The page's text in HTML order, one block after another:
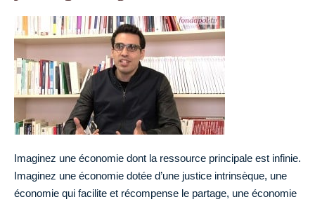
Imaginez une économie dont la ressource principale est infinie.
Imaginez une économie dotée d’une justice intrinsèque, une
économie qui facilite et récompense le partage, une économie